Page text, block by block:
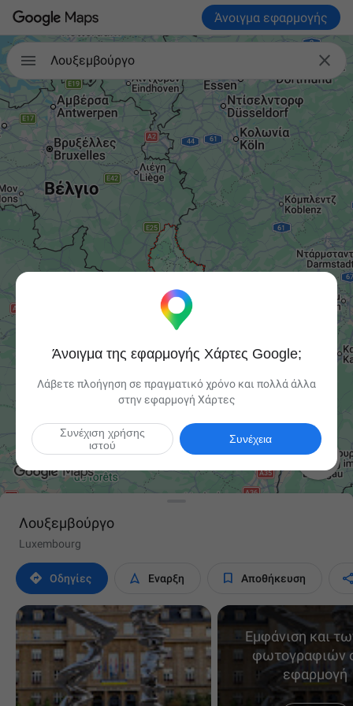
Άνοιγμα εφαρμογής
 
Λουξεμβούργο

Λουξεμβούργο
Luxembourg
 Οδηγίες  Έναρξη  Αποθήκευση
Εμφάνιση και
φωτογραφιών
εφαρμογή
Άνοιγμα της εφαρμογής Χάρτες Google;
Λάβετε πλοήγηση σε πραγματικό χρόνο και πολλά άλλα
στην εφαρμογή Χάρτες
Συνέχεια
Συνέχιση χρήσης
ιστού